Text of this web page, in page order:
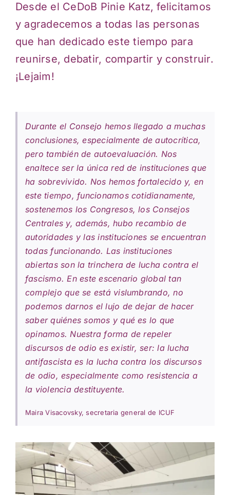
Desde el CeDoB Pinie Katz, felicitamos
y agradecemos a todas las personas
que han dedicado este tiempo para
reunirse, debatir, compartir y construir.
¡Lejaim!
Durante el Consejo hemos llegado a muchas
conclusiones, especialmente de autocrítica,
pero también de autoevaluación. Nos
enaltece ser la única red de instituciones que
ha sobrevivido. Nos hemos fortalecido y, en
este tiempo, funcionamos cotidianamente,
sostenemos los Congresos, los Consejos
Centrales y, además, hubo recambio de
autoridades y las instituciones se encuentran
todas funcionando. Las instituciones
abiertas son la trinchera de lucha contra el
fascismo. En este escenario global tan
complejo que se está vislumbrando, no
podemos darnos el lujo de dejar de hacer
saber quiénes somos y qué es lo que
opinamos. Nuestra forma de repeler
discursos de odio es existir, ser: la lucha
antifascista es la lucha contra los discursos
de odio, especialmente como resistencia a
la violencia destituyente.
Maira Visacovsky, secretaria general de ICUF